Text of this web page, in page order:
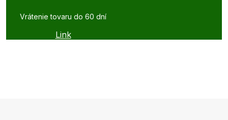
Vrátenie tovaru do 60 dní
Link